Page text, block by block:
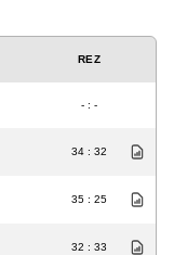
REZ
- : -
34 : 32
35 : 25
32 : 33